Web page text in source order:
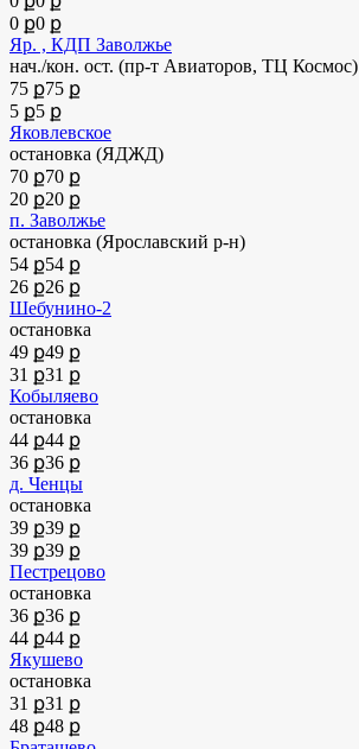
0 ք0 ք
Яр. , КДП Заволжье
нач./кон. ост. (пр-т Авиаторов, ТЦ Космос)
75 ք75 ք
5 ք5 ք
Яковлевское
остановка (ЯДЖД)
70 ք70 ք
20 ք20 ք
п. Заволжье
остановка (Ярославский р-н)
54 ք54 ք
26 ք26 ք
Шебунино-2
остановка
49 ք49 ք
31 ք31 ք
Кобыляево
остановка
44 ք44 ք
36 ք36 ք
д. Ченцы
остановка
39 ք39 ք
39 ք39 ք
Пестрецово
остановка
36 ք36 ք
44 ք44 ք
Якушево
остановка
31 ք31 ք
48 ք48 ք